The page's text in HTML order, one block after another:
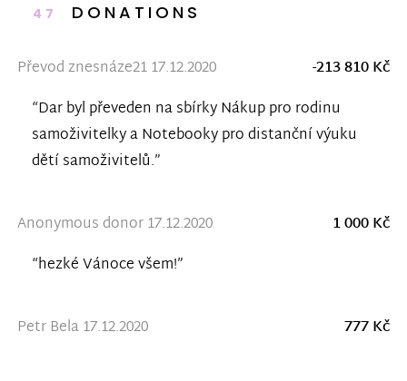
47 DONATIONS
Převod znesnáze21 17.12.2020
-213 810 Kč
“Dar byl převeden na sbírky Nákup pro rodinu
samoživitelky a Notebooky pro distanční výuku
dětí samoživitelů.”
Anonymous donor 17.12.2020
1 000 Kč
“hezké Vánoce všem!”
Petr Bela 17.12.2020 777 Kč